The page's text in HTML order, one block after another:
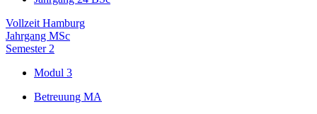
Vollzeit Hamburg
Jahrgang MSc
Semester 2
Modul 3
Betreuung MA